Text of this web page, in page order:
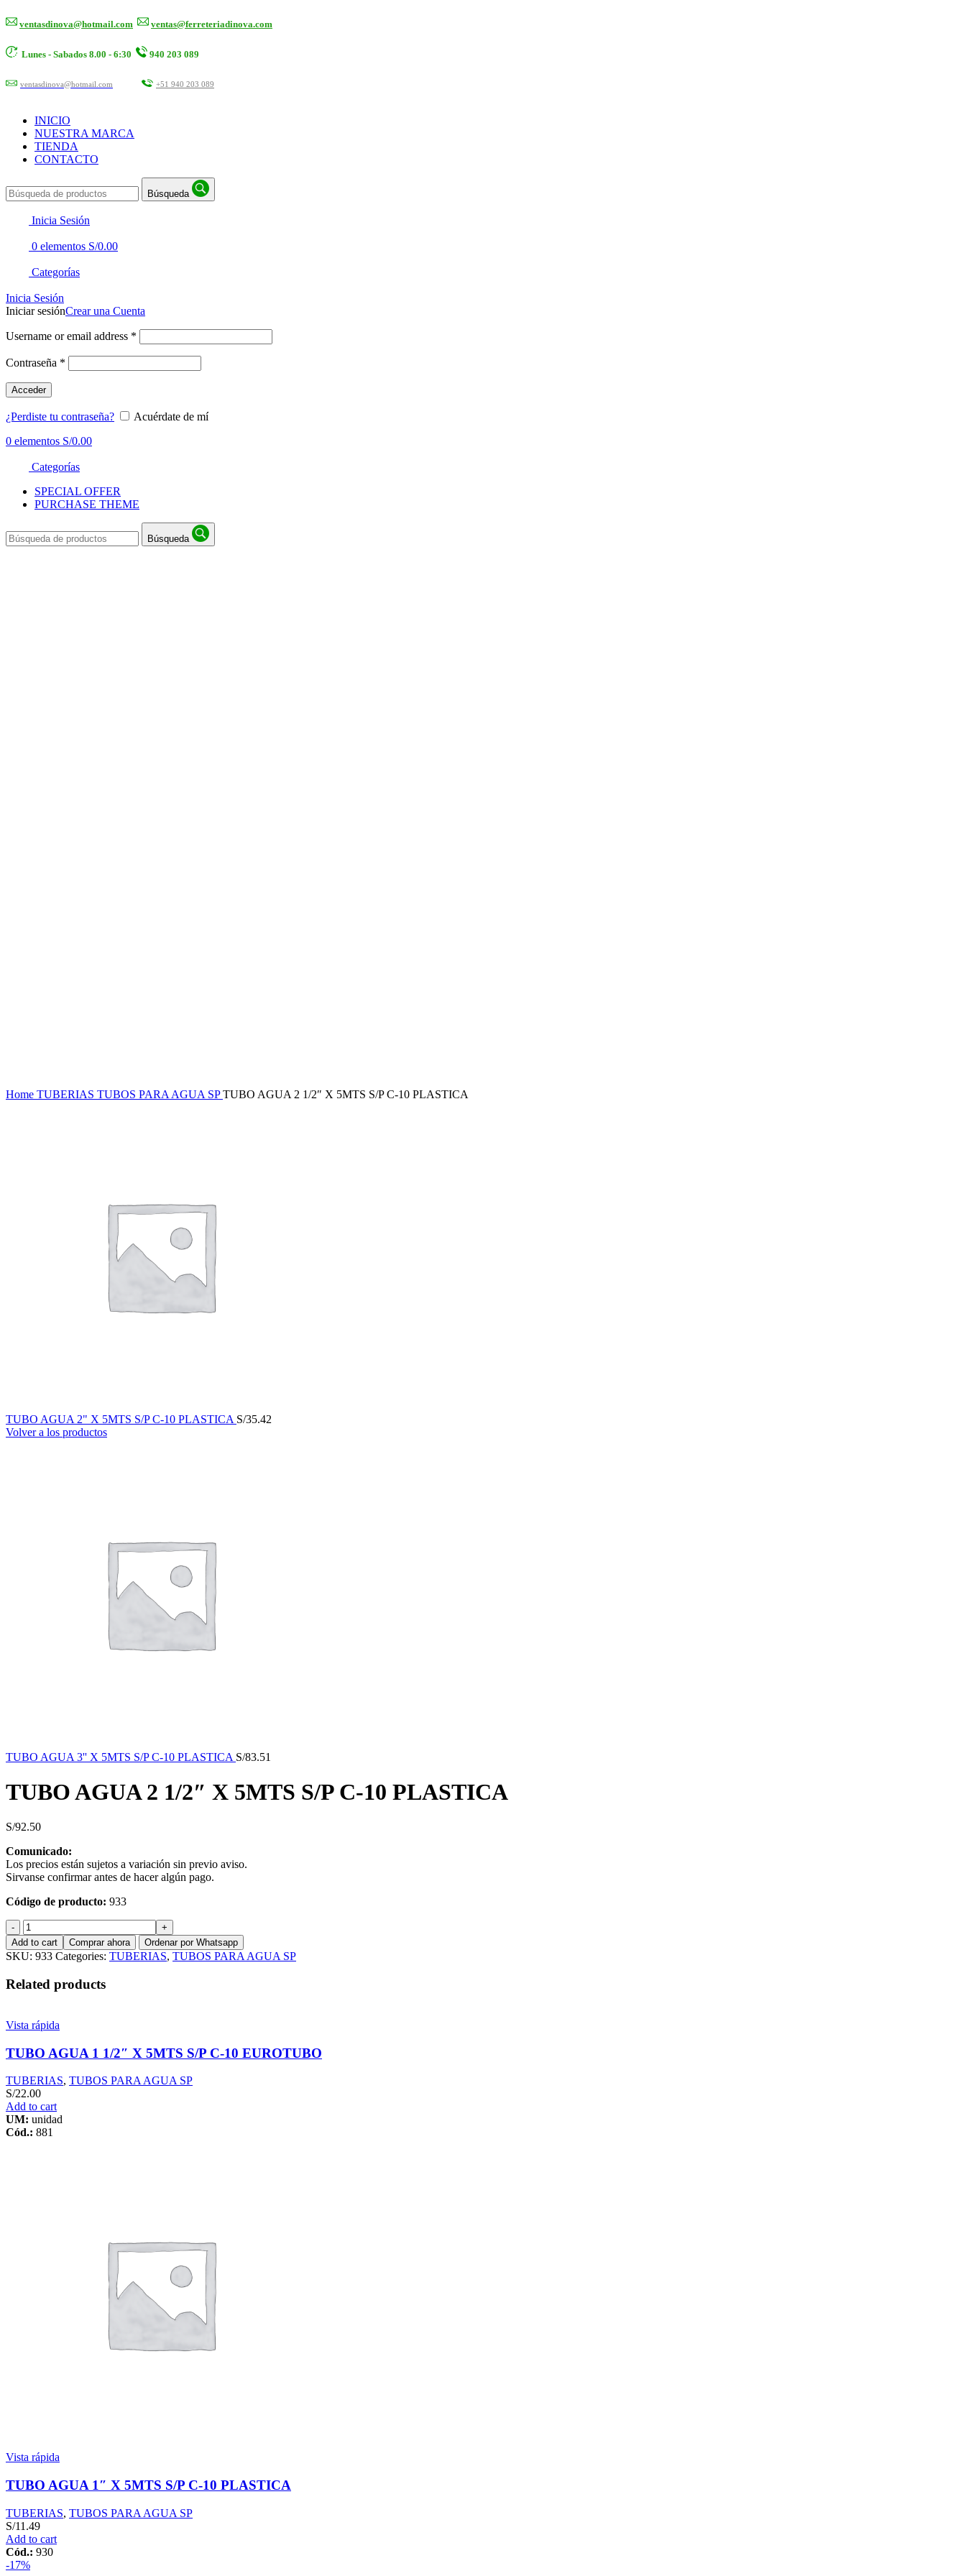
ventasdinova@hotmail.com ventas@ferreteriadinova.com
Lunes - Sabados 8.00 - 6:30 940 203 089
ventasdinova@hotmail.com +51 940 203 089
INICIO
NUESTRA MARCA
TIENDA
CONTACTO
Búsqueda
Inicia Sesión
0 elementos S/0.00
Categorías
Inicia Sesión
Iniciar sesiónCrear una Cuenta
Username or email address *
Contraseña *
Acceder
¿Perdiste tu contraseña?
Acuérdate de mí
0 elementos S/0.00
Categorías
SPECIAL OFFER
PURCHASE THEME
Búsqueda
Home TUBERIAS TUBOS PARA AGUA SPTUBO AGUA 2 1/2″ X 5MTS S/P C-10 PLASTICA
TUBO AGUA 2" X 5MTS S/P C-10 PLASTICA S/35.42
Volver a los productos
TUBO AGUA 3'' X 5MTS S/P C-10 PLASTICA S/83.51
TUBO AGUA 2 1/2″ X 5MTS S/P C-10 PLASTICA
S/92.50
Comunicado:
Los precios están sujetos a variación sin previo aviso.
Sirvanse confirmar antes de hacer algún pago.
Código de producto: 933
TUBO
AGUA
2
1/2"
X
5MTS
10
quantity
Add to cart Comprar ahora Ordenar por Whatsapp
SKU: 933 Categories: TUBERIAS, TUBOS PARA AGUA SP
Related products
Vista rápida
TUBO AGUA 1 1/2″ X 5MTS S/P C-10 EUROTUBO
TUBERIAS, TUBOS PARA AGUA SP
S/22.00
Add to cart
UM: unidad
Cód.: 881
Vista rápida
TUBO AGUA 1″ X 5MTS S/P C-10 PLASTICA
TUBERIAS, TUBOS PARA AGUA SP
S/11.49
Add to cart
Cód.: 930
-17%